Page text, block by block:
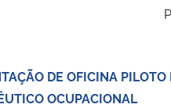
DE OFICINA PILOTO
OCUPACIONAL